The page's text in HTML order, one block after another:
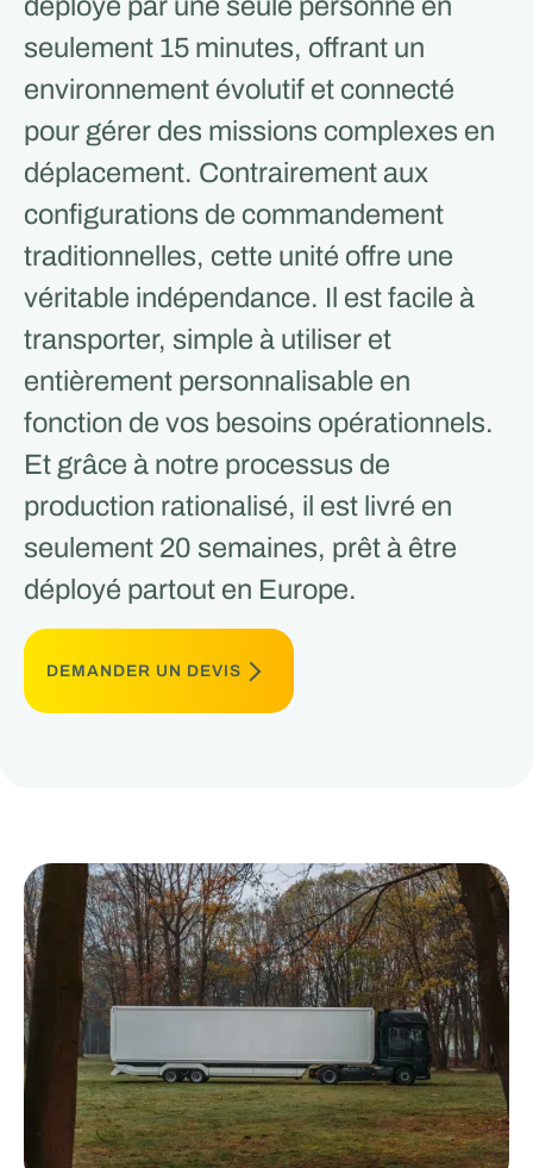
seulement 15 minutes, offrant un
environnement évolutif et connecté
pour gérer des missions complexes en
déplacement. Contrairement aux
configurations de commandement
traditionnelles, cette unité offre une
véritable indépendance. Il est facile à
transporter, simple à utiliser et
entièrement personnalisable en
fonction de vos besoins opérationnels.
Et grâce à notre processus de
production rationalisé, il est livré en
seulement 20 semaines, prêt à être
déployé partout en Europe.
DEMANDER UN DEVIS